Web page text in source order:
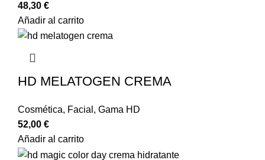
48,30 €
Añadir al carrito
HD MELATOGEN CREMA
Cosmética, Facial , Gama HD
52,00 €
Añadir al carrito